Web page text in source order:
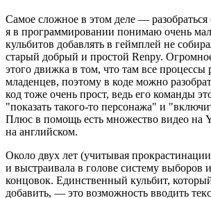
Самое сложное в этом деле —
я в программировании понимаю очень
кульбитов добавлять в геймплей не
старый добрый и простой Renpy.
этого движка в том, что там все процессы
младенцев, поэтому в коде можно
код тоже очень прост, ведь его команды
"показать такого-то персонажа" и
Плюс в помощь есть множество видео на
на английском.
Около двух лет (учитывая
и выстраивала в голове систему выборов
концовок. Единственный кульбит,
добавить, — это возможность вводить